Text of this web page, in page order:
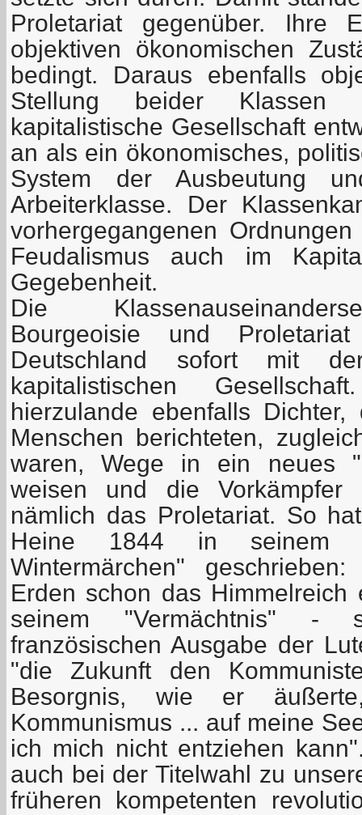
Proletariat gegenüber. Ihre
objektiven ökonomischen
bedingt. Daraus ebenfalls
Stellung beider Klassen
kapitalistische Gesellschaft
an als ein ökonomisches,
System der Ausbeutung
Arbeiterklasse. Der
vorhergegangenen
Feudalismus auch im
Gegebenheit.
Die
Bourgeoisie und
Deutschland sofort mit
kapitalistischen
hierzulande ebenfalls
Menschen berichteten,
waren, Wege in ein neues
weisen und die
nämlich das Proletariat. So
Heine 1844 in seinem
Wintermärchen"
Erden schon das
seinem "Vermächtnis" -
französischen Ausgabe der
"die Zukunft den
Besorgnis, wie er
Kommunismus ... auf meine
ich mich nicht entziehen
auch bei der Titelwahl zu
früheren kompetenten